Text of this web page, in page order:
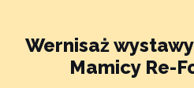
Wernisaż
Mamicy Re-